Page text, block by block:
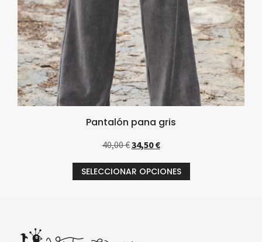
Pantalón pana gris
40,00€34,50€
SELECCIONAR OPCIONES